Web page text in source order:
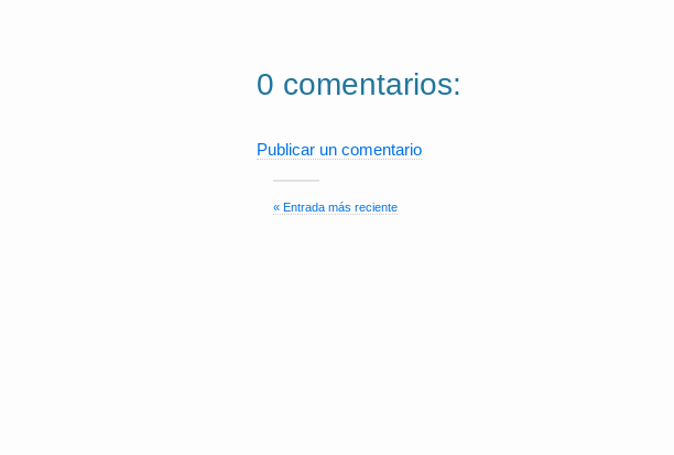
0 comentarios:
Publicar un comentario
« Entrada más reciente